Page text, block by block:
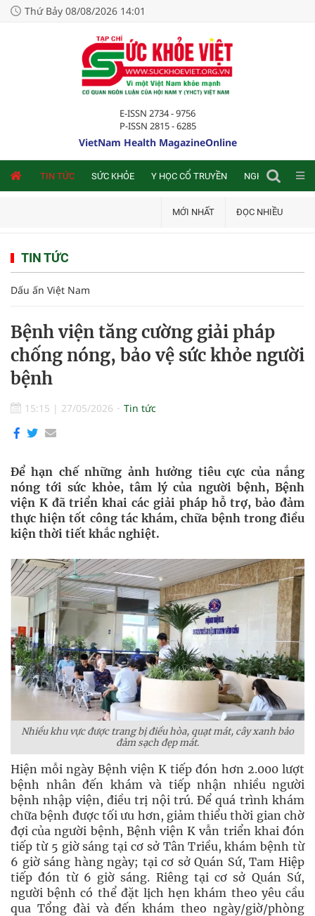
Thứ Bảy 08/08/2026 14:01
E-ISSN 2734 - 9756
P-ISSN 2815 - 6285
VietNam Health MagazineOnline
TIN TỨC SỨC KHỎE Y HỌC CỔ TRUYỀN NGHIÊN CỨU
MỚI NHẤT ĐỌC NHIỀU
TIN TỨC
Dấu ấn Việt Nam
Bệnh viện tăng cường giải pháp
chống nóng, bảo vệ sức khỏe người
bệnh
15:15 | 27/05/2026 Tin tức
Để hạn chế những ảnh hưởng tiêu cực của nắng
nóng tới sức khỏe, tâm lý của người bệnh, Bệnh
viện K đã triển khai các giải pháp hỗ trợ, bảo đảm
thực hiện tốt công tác khám, chữa bệnh trong điều
kiện thời tiết khắc nghiệt.
Nhiều khu vực được trang bị điều hòa, quạt mát, cây xanh bảo
đảm sạch đẹp mát.
Hiện mỗi ngày Bệnh viện K tiếp đón hơn 2.000 lượt
bệnh nhân đến khám và tiếp nhận nhiều người
bệnh nhập viện, điều trị nội trú. Để quá trình khám
chữa bệnh được tối ưu hơn, giảm thiểu thời gian chờ
đợi của người bệnh, Bệnh viện K vẫn triển khai đón
tiếp từ 5 giờ sáng tại cơ sở Tân Triều, khám bệnh từ
6 giờ sáng hàng ngày; tại cơ sở Quán Sứ, Tam Hiệp
tiếp đón từ 6 giờ sáng. Riêng tại cơ sở Quán Sứ,
người bệnh có thể đặt lịch hẹn khám theo yêu cầu
qua Tổng đài và đến khám theo ngày/giờ/phòng